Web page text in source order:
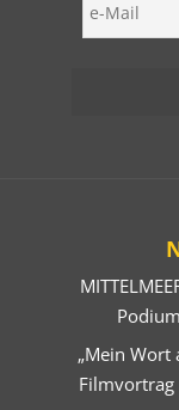
„Mein Wort
Filmvortrag